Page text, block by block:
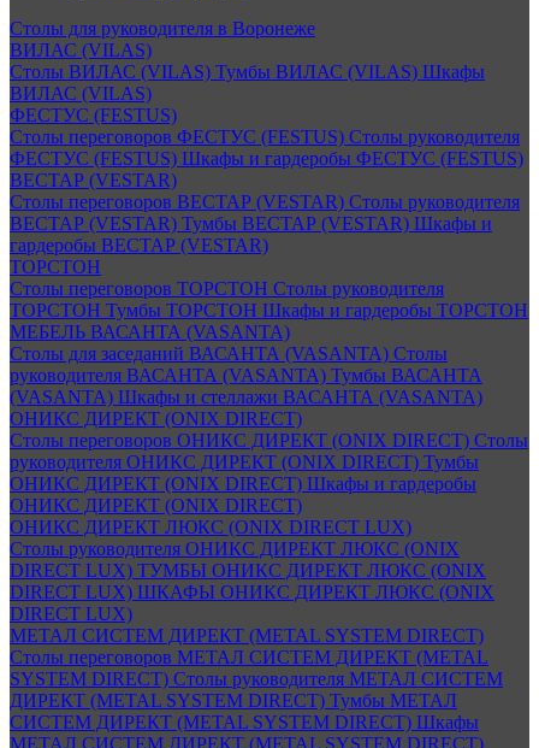
Столы для руководителя в Воронеже
ВИЛАС (VILAS)
Столы ВИЛАС (VILAS) Тумбы ВИЛАС (VILAS) Шкафы
ВИЛАС (VILAS)
ФЕСТУС (FESTUS)
Столы переговоров ФЕСТУС (FESTUS) Столы руководителя
ФЕСТУС (FESTUS) Шкафы и гардеробы ФЕСТУС (FESTUS)
ВЕСТАР (VESTAR)
Столы переговоров ВЕСТАР (VESTAR) Столы руководителя
ВЕСТАР (VESTAR) Тумбы ВЕСТАР (VESTAR) Шкафы и
гардеробы ВЕСТАР (VESTAR)
ТОРСТОН
Столы переговоров ТОРСТОН Столы руководителя
ТОРСТОН Тумбы ТОРСТОН Шкафы и гардеробы ТОРСТОН
МЕБЕЛЬ ВАСАНТА (VASANTA)
Столы для заседаний ВАСАНТА (VASANTA) Столы
руководителя ВАСАНТА (VASANTA) Тумбы ВАСАНТА
(VASANTA) Шкафы и стеллажи ВАСАНТА (VASANTA)
ОНИКС ДИРЕКТ (ONIX DIRECT)
Столы переговоров ОНИКС ДИРЕКТ (ONIX DIRECT) Столы
руководителя ОНИКС ДИРЕКТ (ONIX DIRECT) Тумбы
ОНИКС ДИРЕКТ (ONIX DIRECT) Шкафы и гардеробы
ОНИКС ДИРЕКТ (ONIX DIRECT)
ОНИКС ДИРЕКТ ЛЮКС (ONIX DIRECT LUX)
Столы руководителя ОНИКС ДИРЕКТ ЛЮКС (ONIX
DIRECT LUX) ТУМБЫ ОНИКС ДИРЕКТ ЛЮКС (ONIX
DIRECT LUX) ШКАФЫ ОНИКС ДИРЕКТ ЛЮКС (ONIX
DIRECT LUX)
МЕТАЛ СИСТЕМ ДИРЕКТ (METAL SYSTEM DIRECT)
Столы переговоров МЕТАЛ СИСТЕМ ДИРЕКТ (METAL
SYSTEM DIRECT) Столы руководителя МЕТАЛ СИСТЕМ
ДИРЕКТ (METAL SYSTEM DIRECT) Тумбы МЕТАЛ
СИСТЕМ ДИРЕКТ (METAL SYSTEM DIRECT) Шкафы